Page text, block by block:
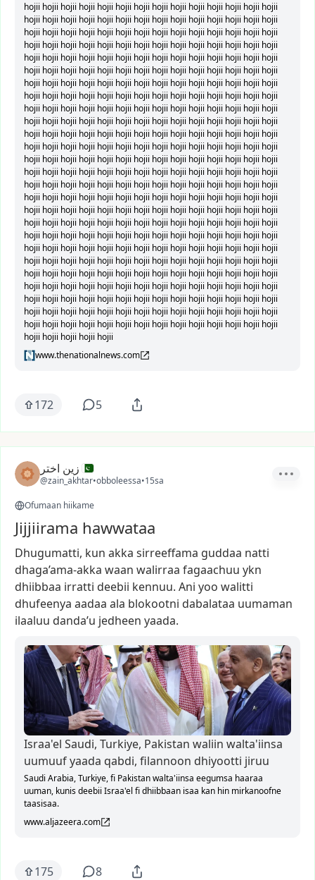
hojii hojii hojii hojii hojii hojii hojii hojii hojii hojii hojii hojii hojii hojii
hojii hojii hojii hojii hojii hojii hojii hojii hojii hojii hojii hojii hojii hojii
hojii hojii hojii hojii hojii hojii hojii hojii hojii hojii hojii hojii hojii hojii
hojii hojii hojii hojii hojii hojii hojii hojii hojii hojii hojii hojii hojii hojii
hojii hojii hojii hojii hojii hojii hojii hojii hojii hojii hojii hojii hojii hojii
hojii hojii hojii hojii hojii hojii hojii hojii hojii hojii hojii hojii hojii hojii
hojii hojii hojii hojii hojii hojii hojii hojii hojii hojii hojii hojii hojii hojii
hojii hojii hojii hojii hojii hojii hojii hojii hojii hojii hojii hojii hojii hojii
hojii hojii hojii hojii hojii hojii hojii hojii hojii hojii hojii hojii hojii hojii
hojii hojii hojii hojii hojii hojii hojii hojii hojii hojii hojii hojii hojii hojii
hojii hojii hojii hojii hojii hojii hojii hojii hojii hojii hojii hojii hojii hojii
hojii hojii hojii hojii hojii hojii hojii hojii hojii hojii hojii hojii hojii hojii
hojii hojii hojii hojii hojii hojii hojii hojii hojii hojii hojii hojii hojii hojii
hojii hojii hojii hojii hojii hojii hojii hojii hojii hojii hojii hojii hojii hojii
hojii hojii hojii hojii hojii hojii hojii hojii hojii hojii hojii hojii hojii hojii
hojii hojii hojii hojii hojii hojii hojii hojii hojii hojii hojii hojii hojii hojii
hojii hojii hojii hojii hojii hojii hojii hojii hojii hojii hojii hojii hojii hojii
hojii hojii hojii hojii hojii hojii hojii hojii hojii hojii hojii hojii hojii hojii
hojii hojii hojii hojii hojii hojii hojii hojii hojii hojii hojii hojii hojii hojii
hojii hojii hojii hojii hojii hojii hojii hojii hojii hojii hojii hojii hojii hojii
hojii hojii hojii hojii hojii hojii hojii hojii hojii hojii hojii hojii hojii hojii
hojii hojii hojii hojii hojii hojii hojii hojii hojii hojii hojii hojii hojii hojii
hojii hojii hojii hojii hojii hojii hojii hojii hojii hojii hojii hojii hojii hojii
hojii hojii hojii hojii hojii hojii hojii hojii hojii hojii hojii hojii hojii hojii
hojii hojii hojii hojii hojii hojii hojii hojii hojii hojii hojii hojii hojii hojii
hojii hojii hojii hojii hojii hojii hojii hojii hojii hojii hojii hojii hojii hojii
hojii hojii hojii hojii hojii
www.thenationalnews.com
172 5
زین اختر
@zain_akhtar•obboleessa•15sa
Ofumaan hiikame
Jijjiirama hawwataa
Dhugumatti, kun akka sirreeffama guddaa natti
dhaga’ama-akka waan walirraa fagaachuu ykn
dhiibbaa irratti deebii kennuu. Ani yoo walitti
dhufeenya aadaa ala blokootni dabalataa uumaman
ilaaluu danda’u jedheen yaada.
Israa'el Saudi, Turkiye, Pakistan waliin walta'iinsa
uumuuf yaada qabdi, filannoon dhiyootti jiruu
Saudi Arabia, Turkiye, fi Pakistan walta'iinsa eegumsa haaraa
uuman, kunis deebii Israa'el fi dhiibbaan isaa kan hin mirkanoofne
taasisaa.
www.aljazeera.com
175 8